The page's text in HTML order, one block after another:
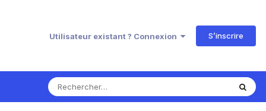
Utilisateur existant ? Connexion S’inscrire